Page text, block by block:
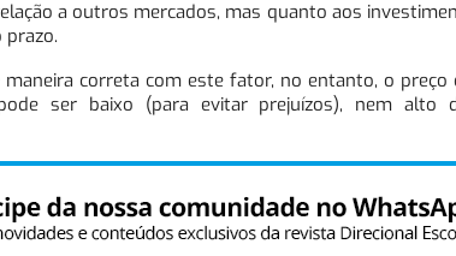
a outros mercados, mas quanto aos
prazo.
correta com este fator, no entanto, o preço
ser baixo (para evitar prejuízos), nem alto